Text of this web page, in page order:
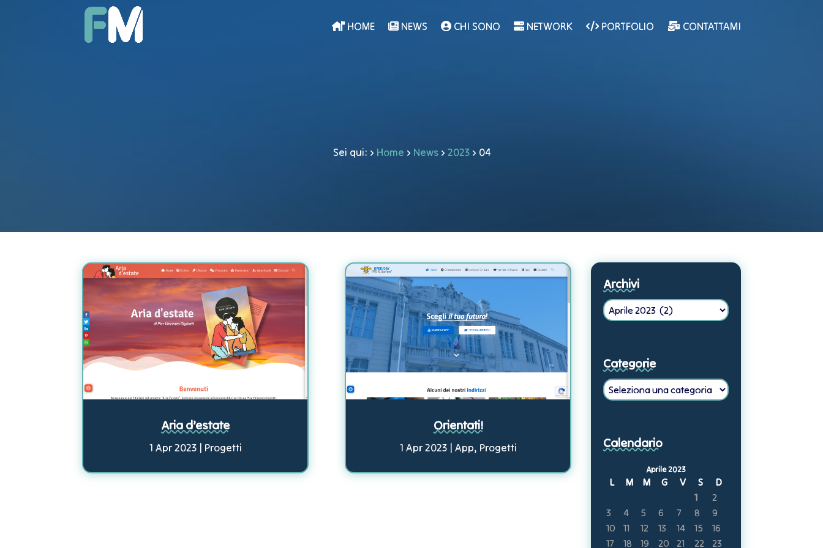
HOME NEWS CHI SONO NETWORK PORTFOLIO CONTATTAMI
Sei qui: › Home › News › 2023 › 04
Aria d’estate
1 Apr 2023| Progetti
Orientati!
1 Apr 2023| App, Progetti
Archivi
Archivi
Categorie
Categorie
Calendario
Aprile 2023
L M M G V S
D
1
2
3
4 5 6 7 8
9
10
11 12 13 14 15
16
17
18 19 20 21 22 23